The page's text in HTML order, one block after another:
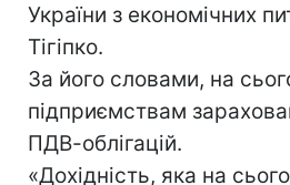
України з економічних
Тігіпко.
За його словами, на
підприємствам
ПДВ-облігацій.
«Дохідність, яка на